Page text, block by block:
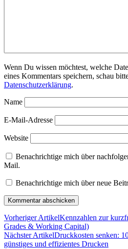
Wenn Du wissen möchtest, welche
eines Kommentars speichern, schau
Datenschutzerklärung.
Name
E-Mail-Adresse
Website
Benachrichtige mich über
Mail.
Benachrichtige mich über neue
Vorheriger ArtikelKennzahlen zur
Grades & Working Capital)
Nächster ArtikelDruckkosten senken:
günstiges und effizientes Drucken